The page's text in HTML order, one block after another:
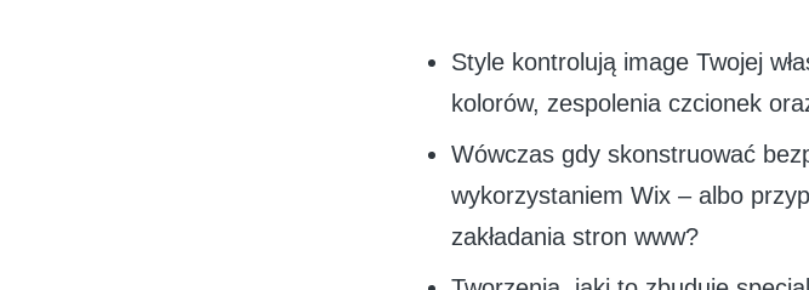
Style kontrolują image Twojej
kolorów, zespolenia czcionek
Wówczas gdy skonstruować
wykorzystaniem Wix – albo
zakładania stron www?